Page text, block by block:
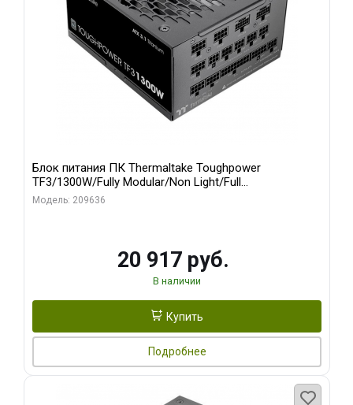
Блок питания ПК Thermaltake Toughpower
TF3/1300W/Fully Modular/Non Light/Full
Range/Analog/80 Plus Titanium/EU/100% JP CAP/All F
Модель: 209636
20 917 руб.
В наличии
Купить
Подробнее